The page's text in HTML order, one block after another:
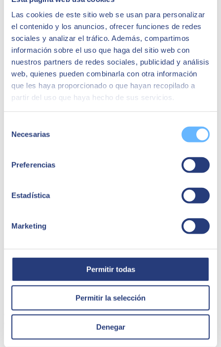
Las cookies de este sitio web se usan para personalizar
el contenido y los anuncios, ofrecer funciones de redes
sociales y analizar el tráfico. Además, compartimos
información sobre el uso que haga del sitio web con
nuestros partners de redes sociales, publicidad y análisis
web, quienes pueden combinarla con otra información
que les haya proporcionado o que hayan recopilado a
partir del uso que haya hecho de sus servicios.
Necesarias
Preferencias
Estadística
Marketing
Permitir todas
Permitir la selección
Denegar
Juan Carlos López
Directeur Exécutif
Je soulignerais la capacité de l'outil, il nous a
permis un contrôle beaucoup plus exhaustif, tant
financier que logistique.
Cas de succès - Su in Plas
quincaillerie, réalise des installations et travaille aussi bien en gros
Su in Plas